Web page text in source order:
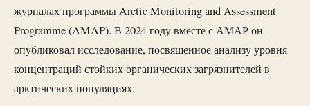
журналах программы Arctic Monitoring and Assessment
Programme (AMAP). В 2024 году вместе с АМАР он
опубликовал исследование, посвященное анализу уровня
концентраций стойких органических загрязнителей в
арктических популяциях.